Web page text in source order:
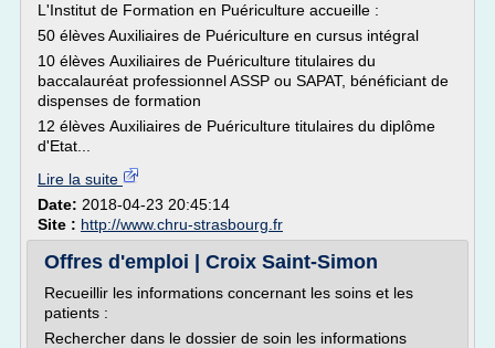
L'Institut de Formation en Puériculture accueille :
50 élèves Auxiliaires de Puériculture en cursus intégral
10 élèves Auxiliaires de Puériculture titulaires du
baccalauréat professionnel ASSP ou SAPAT, bénéficiant de
dispenses de formation
12 élèves Auxiliaires de Puériculture titulaires du diplôme
d'Etat...
Lire la suite
Date: 2018-04-23 20:45:14
Site : http://www.chru-strasbourg.fr
Offres d'emploi | Croix Saint-Simon
Recueillir les informations concernant les soins et les
patients :
Rechercher dans le dossier de soin les informations